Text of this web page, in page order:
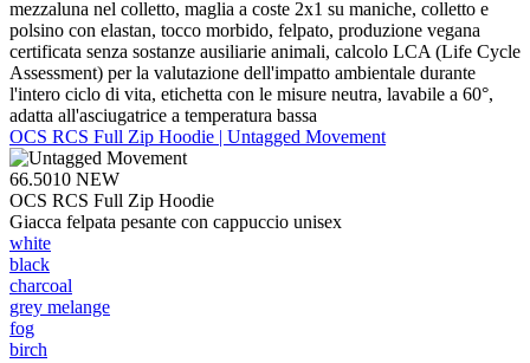
mezzaluna nel colletto, maglia a coste 2x1 su maniche, colletto e
polsino con elastan, tocco morbido, felpato, produzione vegana
certificata senza sostanze ausiliarie animali, calcolo LCA (Life Cycle
Assessment) per la valutazione dell'impatto ambientale durante
l'intero ciclo di vita, etichetta con le misure neutra, lavabile a 60°,
adatta all'asciugatrice a temperatura bassa
OCS RCS Full Zip Hoodie | Untagged Movement
66.5010 NEW
OCS RCS Full Zip Hoodie
Giacca felpata pesante con cappuccio unisex
white
black
charcoal
grey melange
fog
birch